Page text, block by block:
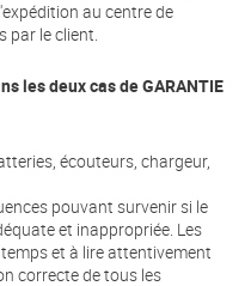
au centre de
par le client.
les deux cas de GARANTIE
écouteurs, chargeur,
pouvant survenir si le
et inappropriée. Les
et à lire attentivement
correcte de tous les